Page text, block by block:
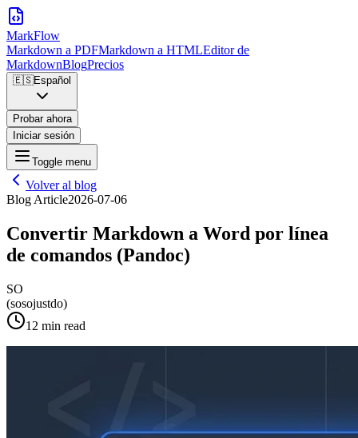
MarkFlow
Markdown a PDFMarkdown a HTMLEditor de
MarkdownBlogPrecios
🇪🇸Español
Probar ahora
Iniciar sesión
Toggle menu
Volver al blog
Blog Article2026-07-06
Convertir Markdown a Word por línea
de comandos (Pandoc)
SO
(sosojustdo)
12 min read